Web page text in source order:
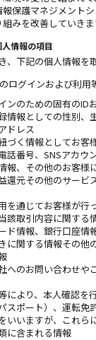
保護マネジメント
みを改善していきま
情報の項目
、下記の個人情報を
のログインおよび利
ンのための固有のID
情報としての性別、
ドレス
づく情報としてお客
話番号、SNSアカウ
報、その他のお客様
還元その他のサービ
を通じてお客様が行
該取引内容に関する
ド情報、銀行口座情
に関する情報その他
へのお問い合わせや
により、本人確認を
スポート）、運転免
いいますが、これら
に含まれる情報